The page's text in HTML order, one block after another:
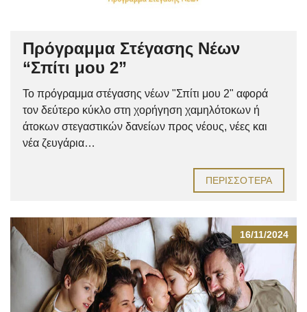
Πρόγραμμα Στέγασης Νέων
“Σπίτι μου 2”
Το πρόγραμμα στέγασης νέων "Σπίτι μου 2" αφορά
τον δεύτερο κύκλο στη χορήγηση χαμηλότοκων ή
άτοκων στεγαστικών δανείων προς νέους, νέες και
νέα ζευγάρια…
ΠΕΡΙΣΣΌΤΕΡΑ
16/11/2024